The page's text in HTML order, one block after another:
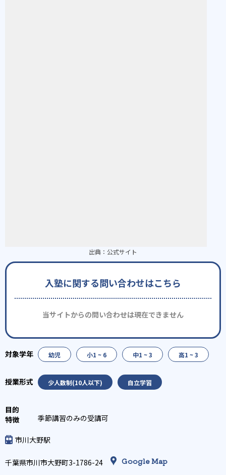
出典： 公式サイト
入塾に関する問い合わせはこちら
当サイトからの問い合わせは現在できません
幼児 小1 ~ 6 中1 ~ 3 高1 ~ 3
少人数制(10人以下) 自立学習
季節講習のみの受講可
市川大野駅
千葉県市川市大野町3-1786-24 Google Map